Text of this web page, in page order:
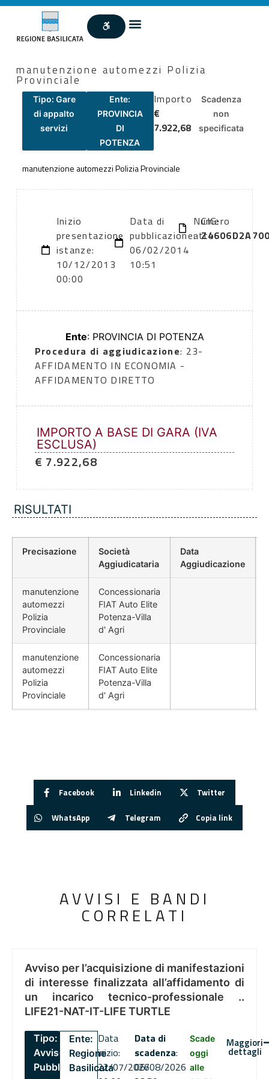
manutenzione automezzi Polizia
Provinciale
Tipo: Gare
di appalto
servizi
Ente:
PROVINCIA
DI
POTENZA
Importo
€
7.922,68
Scadenza
non
specificata
manutenzione automezzi Polizia Provinciale
Inizio
presentazione
istanze:
10/12/2013
00:00
Data di
pubblicazione:
06/02/2014
10:51
Numero
atto:
CIG:
Ente: PROVINCIA DI POTENZA
Procedura di aggiudicazione: 23-
AFFIDAMENTO IN ECONOMIA -
AFFIDAMENTO DIRETTO
IMPORTO A BASE DI GARA (IVA
ESCLUSA)
€ 7.922,68
RISULTATI
Precisazione
Società
Aggiudicataria
Data
Aggiudicazione
manutenzione
automezzi
Polizia
Provinciale
Concessionaria
FIAT Auto Elite
Potenza-Villa
d' Agri
manutenzione
automezzi
Polizia
Provinciale
Concessionaria
FIAT Auto Elite
Potenza-Villa
d' Agri
Facebook Linkedin Twitter
WhatsApp Telegram Copia link
AVVISI E BANDI
CORRELATI
Avviso per l’acquisizione di manifestazioni
di interesse finalizzata all’affidamento di
un incarico tecnico-professionale ..
LIFE21-NAT-IT-LIFE TURTLE
Tipo:
Avviso
Pubblico
Ente:
Regione
Basilicata
Data
inizio:
22/07/2026
Data di
scadenza:
06/08/2026
Scade
oggi
alle
Maggiori
dettagli